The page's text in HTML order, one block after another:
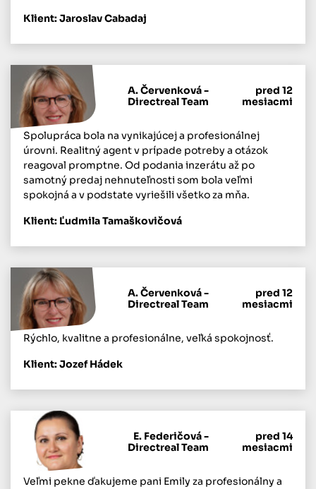
Klient: Jaroslav Cabadaj
A. Červenková -
Directreal Team
pred 12
mesiacmi
Spolupráca bola na vynikajúcej a profesionálnej
úrovni. Realitný agent v prípade potreby a otázok
reagoval promptne. Od podania inzerátu až po
samotný predaj nehnuteľnosti som bola veľmi
spokojná a v podstate vyriešili všetko za mňa.
Klient: Ľudmila Tamaškovičová
A. Červenková -
Directreal Team
pred 12
mesiacmi
Rýchlo, kvalitne a profesionálne, veľká spokojnosť.
Klient: Jozef Hádek
E. Federičová -
Directreal Team
pred 14
mesiacmi
Veľmi pekne ďakujeme pani Emily za profesionálny a